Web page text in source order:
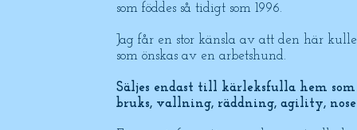
som föddes så tidigt som 1996.
Jag får en stor känsla av att den här
som önskas av en arbetshund.
Säljes endast till kärleksfulla hem
bruks, vallning, räddning, agility,